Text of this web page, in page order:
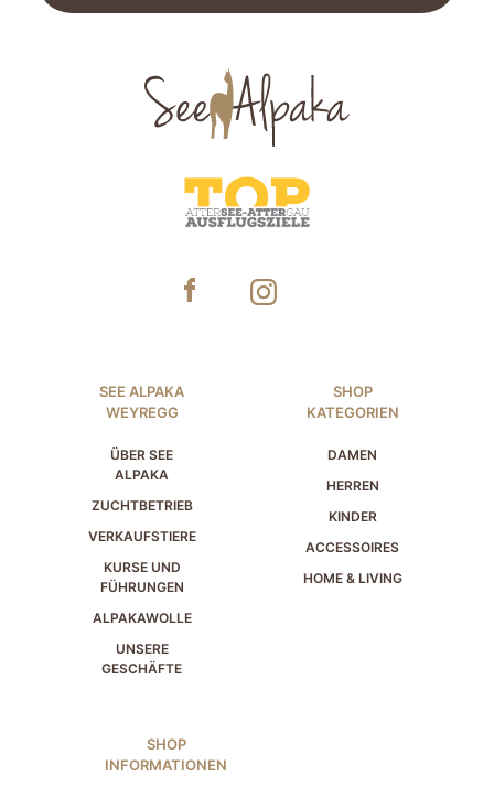
SEE ALPAKA
WEYREGG
ÜBER SEE
ALPAKA
ZUCHTBETRIEB
VERKAUFSTIERE
KURSE UND
FÜHRUNGEN
ALPAKAWOLLE
UNSERE
GESCHÄFTE
SHOP
KATEGORIEN
DAMEN
HERREN
KINDER
ACCESSOIRES
HOME & LIVING
SHOP
INFORMATIONEN